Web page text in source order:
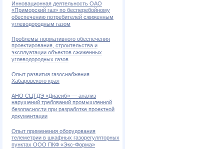
Инновационная деятельность ОАО
«Приморский газ» по бесперебойному
обеспечению потребителей сжиженным
углеводородным газом
Проблемы нормативного обеспечения
проектирования, строительства и
эксплуатации объектов сжиженных
углеводородных газов
Опыт развития газоснабжения
Хабаровского края
АНО СЦТДЭ «Диасиб» — анализ
нарушений требований промышленной
безопасности при разработке проектной
документации
Опыт применения оборудования
телеметрии в шкафных газорегуляторных
пунктах ООО ПКФ «Экс-Форма»